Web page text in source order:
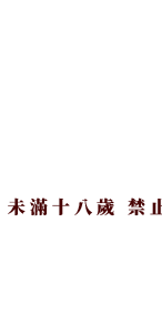
威嵐品牌四